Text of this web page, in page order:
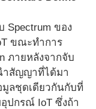
Spectrum ของ
ขณะทำการ
ภายหลังจากจับ
ำสัญญาที่ได้มา
มูลชุดเดียวกันกับที่
ปกรณ์ IoT ซึ่งถ้า